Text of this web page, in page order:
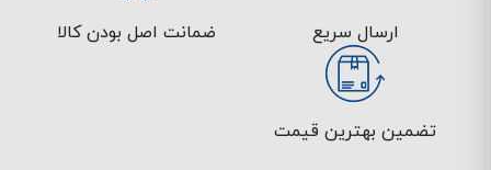
ارسال سریع ضمانت اصل بودن کالا
تضمین بهترین قیمت